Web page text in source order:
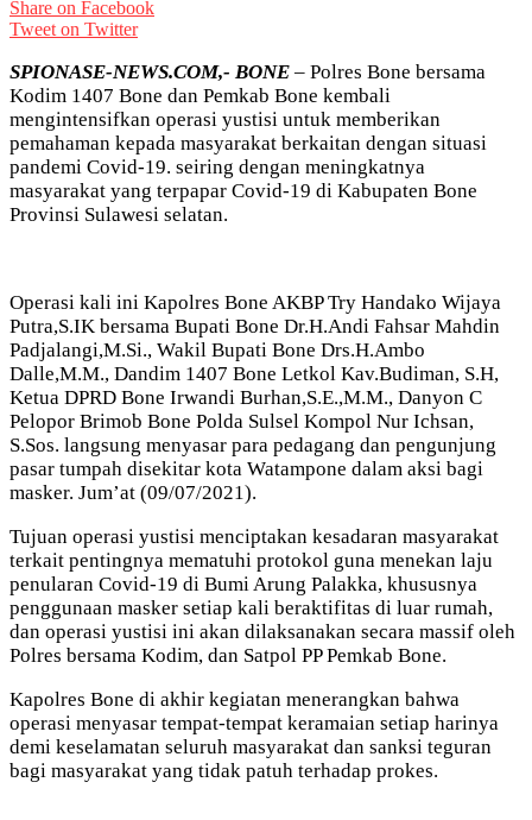
Share on Facebook
Tweet on Twitter
SPIONASE-NEWS.COM,- BONE – Polres Bone bersama
Kodim 1407 Bone dan Pemkab Bone kembali
mengintensifkan operasi yustisi untuk memberikan
pemahaman kepada masyarakat berkaitan dengan situasi
pandemi Covid-19. seiring dengan meningkatnya
masyarakat yang terpapar Covid-19 di Kabupaten Bone
Provinsi Sulawesi selatan.
Operasi kali ini Kapolres Bone AKBP Try Handako Wijaya
Putra,S.IK bersama Bupati Bone Dr.H.Andi Fahsar Mahdin
Padjalangi,M.Si., Wakil Bupati Bone Drs.H.Ambo
Dalle,M.M., Dandim 1407 Bone Letkol Kav.Budiman, S.H,
Ketua DPRD Bone Irwandi Burhan,S.E.,M.M., Danyon C
Pelopor Brimob Bone Polda Sulsel Kompol Nur Ichsan,
S.Sos. langsung menyasar para pedagang dan pengunjung
pasar tumpah disekitar kota Watampone dalam aksi bagi
masker. Jum’at (09/07/2021).
Tujuan operasi yustisi menciptakan kesadaran masyarakat
terkait pentingnya mematuhi protokol guna menekan laju
penularan Covid-19 di Bumi Arung Palakka, khususnya
penggunaan masker setiap kali beraktifitas di luar rumah,
dan operasi yustisi ini akan dilaksanakan secara massif oleh
Polres bersama Kodim, dan Satpol PP Pemkab Bone.
Kapolres Bone di akhir kegiatan menerangkan bahwa
operasi menyasar tempat-tempat keramaian setiap harinya
demi keselamatan seluruh masyarakat dan sanksi teguran
bagi masyarakat yang tidak patuh terhadap prokes.